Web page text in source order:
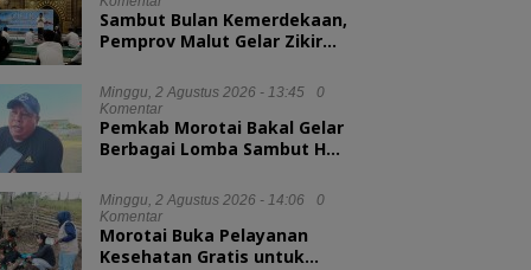
Sambut Bulan Kemerdekaan,
Pemprov Malut Gelar Zikir
Minggu, 2 Agustus 2026 - 13:45
0
Komentar
Pemkab Morotai Bakal Gelar
Berbagai Lomba Sambut HUT
Minggu, 2 Agustus 2026 - 14:06
0
Komentar
Morotai Buka Pelayanan
Kesehatan Gratis untuk